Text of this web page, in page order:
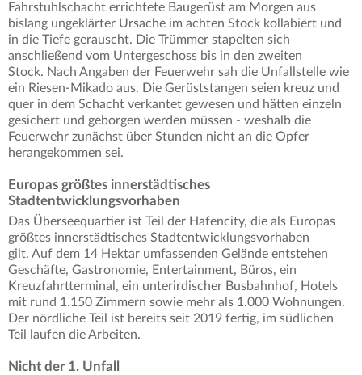
Fahrstuhlschacht errichtete Baugerüst am Morgen aus
bislang ungeklärter Ursache im achten Stock kollabiert und
in die Tiefe gerauscht. Die Trümmer stapelten sich
anschließend vom Untergeschoss bis in den zweiten
Stock. Nach Angaben der Feuerwehr sah die Unfallstelle wie
ein Riesen-Mikado aus. Die Gerüststangen seien kreuz und
quer in dem Schacht verkantet gewesen und hätten einzeln
gesichert und geborgen werden müssen - weshalb die
Feuerwehr zunächst über Stunden nicht an die Opfer
herangekommen sei.
Europas größtes innerstädtisches
Stadtentwicklungsvorhaben
Das Überseequartier ist Teil der Hafencity, die als Europas
größtes innerstädtisches Stadtentwicklungsvorhaben
gilt. Auf dem 14 Hektar umfassenden Gelände entstehen
Geschäfte, Gastronomie, Entertainment, Büros, ein
Kreuzfahrtterminal, ein unterirdischer Busbahnhof, Hotels
mit rund 1.150 Zimmern sowie mehr als 1.000 Wohnungen.
Der nördliche Teil ist bereits seit 2019 fertig, im südlichen
Teil laufen die Arbeiten.
Nicht der 1. Unfall